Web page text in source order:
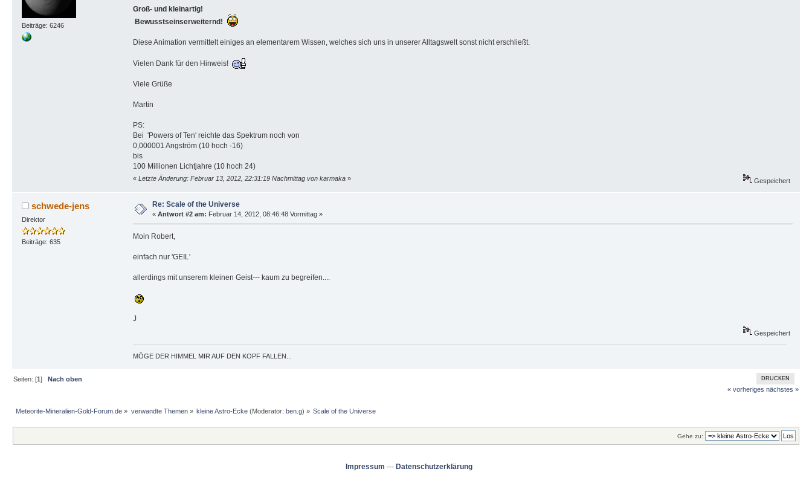
Beiträge: 6246
Groß- und kleinartig!
Bewusstseinserweiternd!
Diese Animation vermittelt einiges an elementarem Wissen, welches sich uns in unserer Alltagswelt sonst nicht erschließt.
Vielen Dank für den Hinweis!
Viele Grüße
Martin
PS:
Bei 'Powers of Ten' reichte das Spektrum noch von
0,000001 Angström (10 hoch -16)
bis
100 Millionen Lichtjahre (10 hoch 24)
« Letzte Änderung: Februar 13, 2012, 22:31:19 Nachmittag von karmaka» Gespeichert
schwede-jens
Direktor
Beiträge: 635
Re: Scale of the Universe
« Antwort #2 am: Februar 14, 2012, 08:46:48 Vormittag »
Moin Robert,
einfach nur 'GEIL'
allerdings mit unserem kleinen Geist--- kaum zu begreifen....
J
Gespeichert
MÖGE DER HIMMEL MIR AUF DEN KOPF FALLEN...
DRUCKEN
Seiten: [1]Nach oben
« vorheriges nächstes »
Meteorite-Mineralien-Gold-Forum.de » verwandte Themen» kleine Astro-Ecke(Moderator: ben.g) » Scale of the Universe
Gehe zu:
Impressum --- Datenschutzerklärung